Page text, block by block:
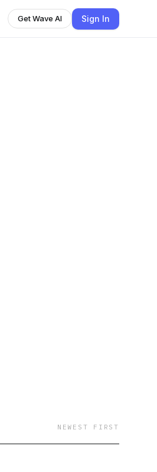
Get Wave AI Sign In
NEWEST FIRST